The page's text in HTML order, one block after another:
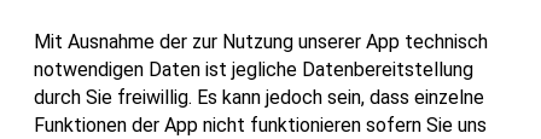
Mit Ausnahme der zur Nutzung unserer App technisch
notwendigen Daten ist jegliche Datenbereitstellung
durch Sie freiwillig. Es kann jedoch sein, dass einzelne
Funktionen der App nicht funktionieren sofern Sie uns